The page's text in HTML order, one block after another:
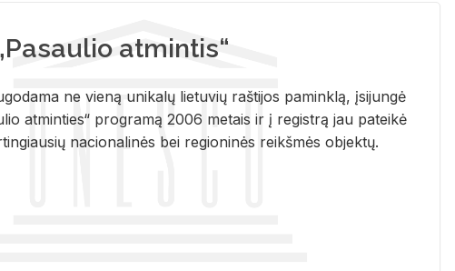
atmintis“
ne vieną unikalų lietuvių raštijos paminklą, įsijungė
atminties“ programą 2006 metais ir į registrą jau pateikė
nacionalinės bei regioninės reikšmės objektų.